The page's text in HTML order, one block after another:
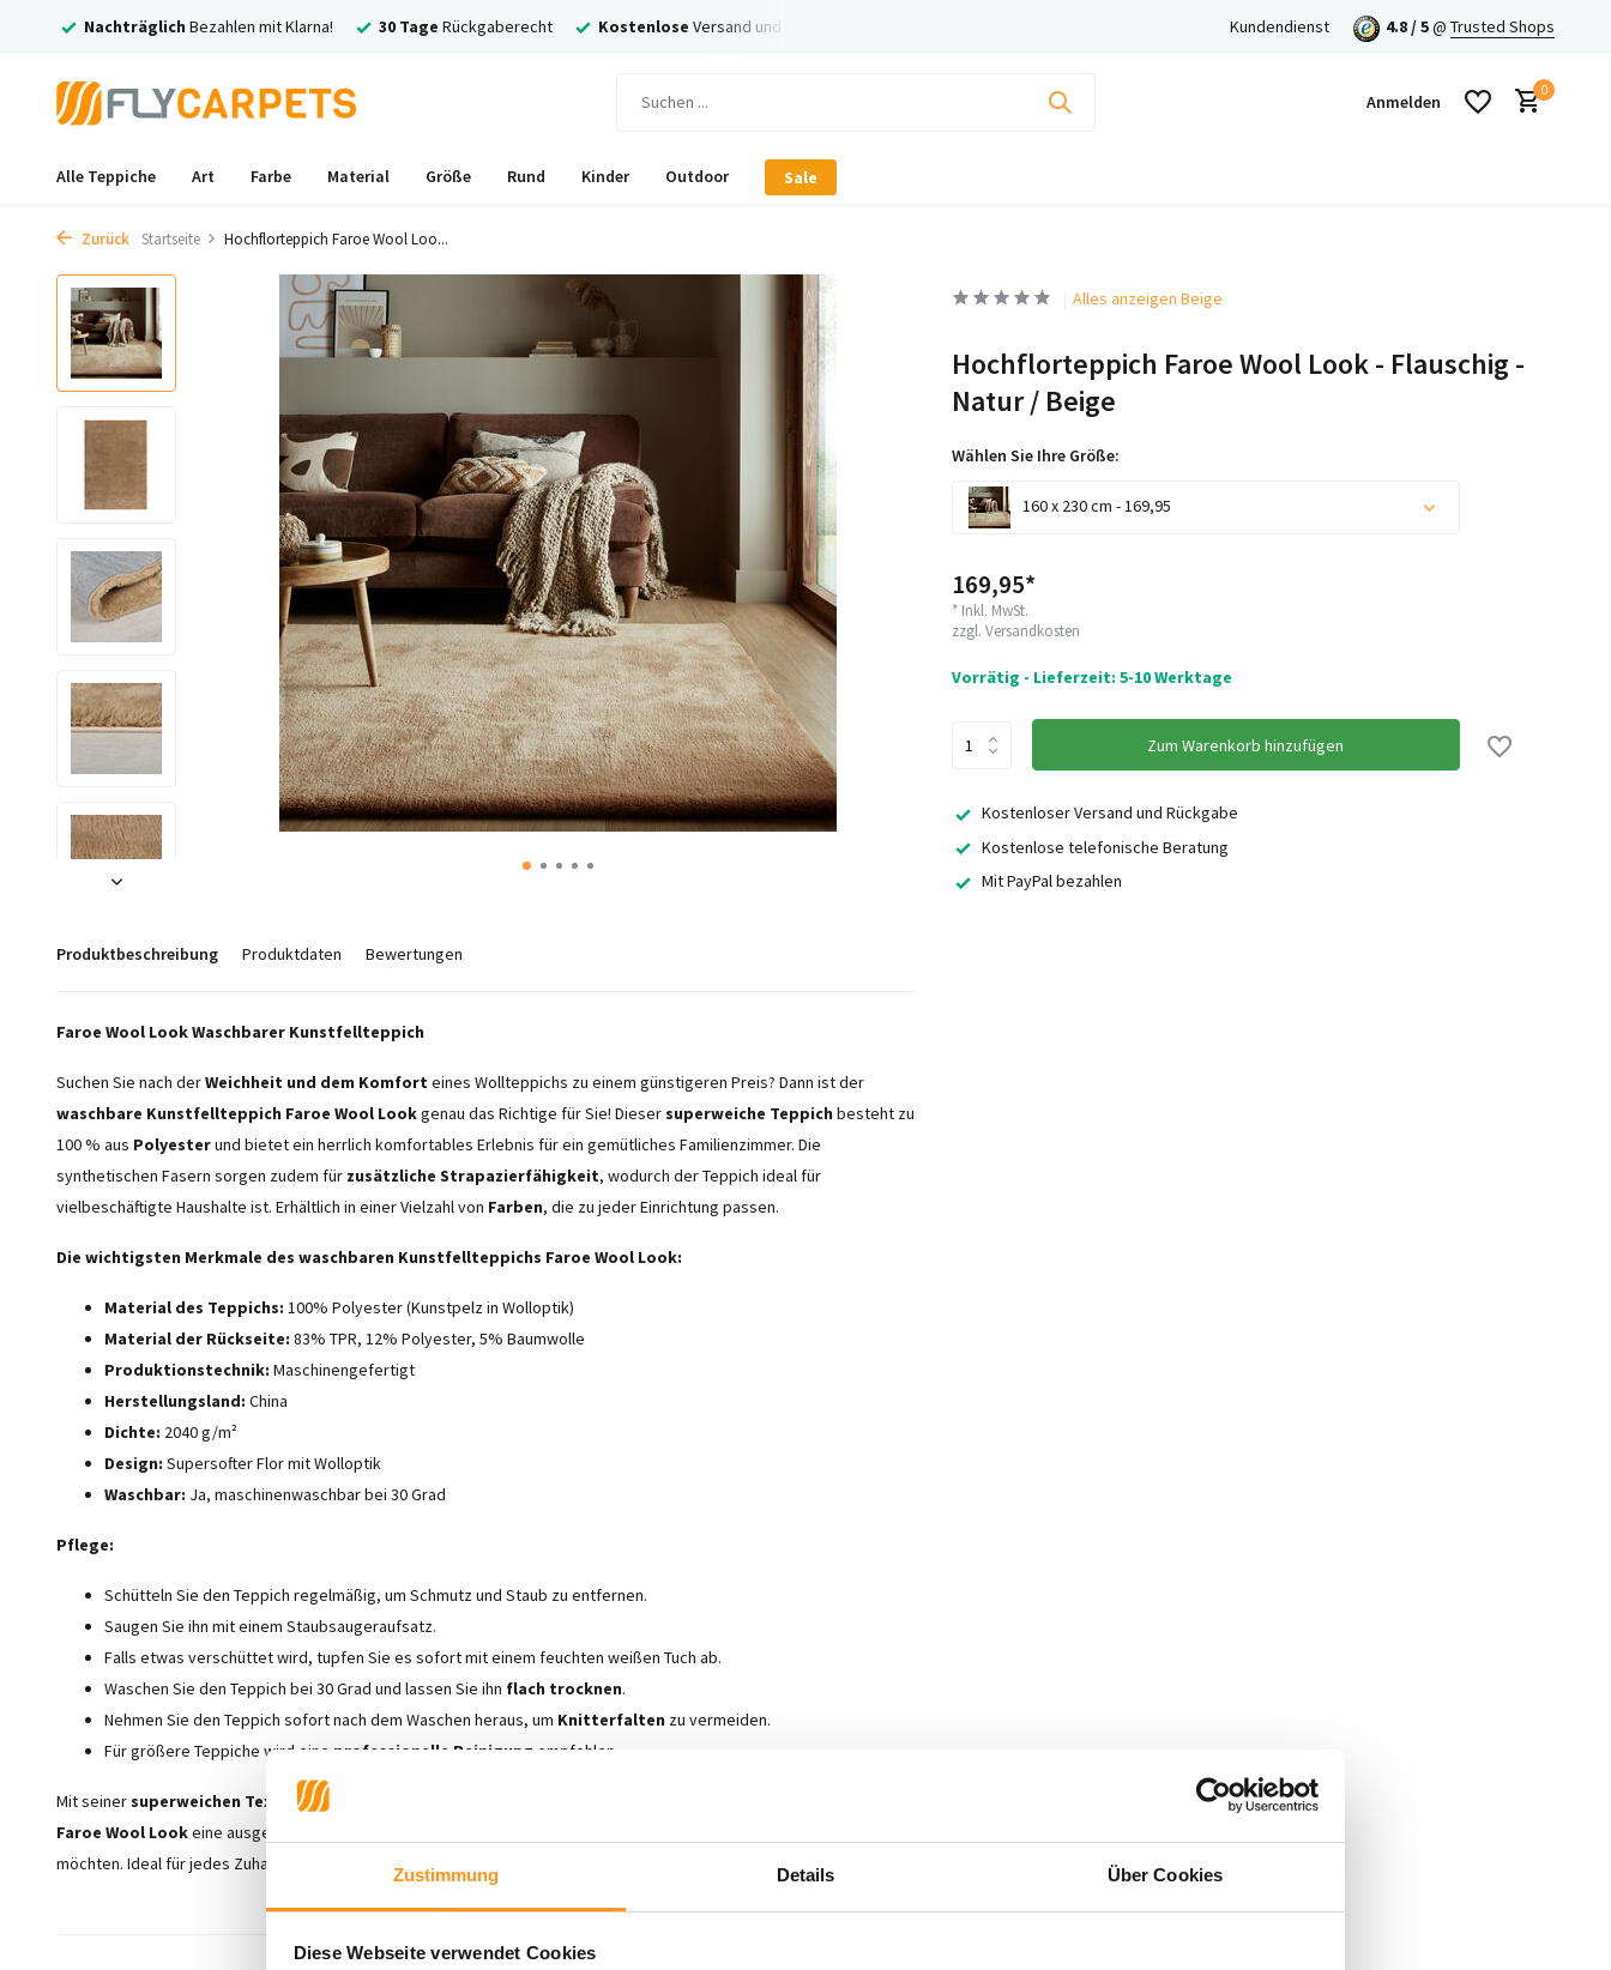
Zustimmung Details Über Cookies
Diese Webseite verwendet Cookies
NachträglichBezahlen mit Klarna! 30 TageRückgaberecht KostenloseVersand und Rückversand Kundendienst 4.8 / 5@ Trusted Shops
Anmelden
Benutzerkonto anlegen
0
Alle Teppiche Art Farbe Material Größe Rund Kinder Outdoor Sale
Zurück Startseite Hochflorteppich Faroe Wool Loo...
Produktbeschreibung Produktdaten Bewertungen
Faroe Wool Look Waschbarer Kunstfellteppich
Suchen Sie nach derWeichheit und dem Komfort eines Wollteppichs zu einem günstigeren Preis? Dann ist der
waschbare Kunstfellteppich Faroe Wool Lookgenau das Richtige für Sie! Dieser superweiche Teppich besteht zu
100 % aus Polyesterund bietet ein herrlich komfortables Erlebnis für ein gemütliches Familienzimmer. Die
synthetischen Fasern sorgen zudem für zusätzliche Strapazierfähigkeit, wodurch der Teppich ideal für
vielbeschäftigte Haushalte ist. Erhältlich in einer Vielzahl von Farben, die zu jeder Einrichtung passen.
Die wichtigsten Merkmale des waschbaren Kunstfellteppichs Faroe Wool Look:
Material des Teppichs: 100% Polyester (Kunstpelz in Wolloptik)
Material der Rückseite: 83% TPR, 12% Polyester, 5% Baumwolle
Produktionstechnik: Maschinengefertigt
Herstellungsland: China
Dichte: 2040 g/m²
Design: Supersofter Flor mit Wolloptik
Waschbar: Ja, maschinenwaschbar bei 30 Grad
Pflege:
Schütteln Sie den Teppich regelmäßig, um Schmutz und Staub zu entfernen.
Saugen Sie ihn mit einem Staubsaugeraufsatz.
Falls etwas verschüttet wird, tupfen Sie es sofort mit einem feuchten weißen Tuch ab.
Waschen Sie den Teppich bei 30 Grad und lassen Sie ihn flach trocknen.
Nehmen Sie den Teppich sofort nach dem Waschen heraus, um Knitterfalten zu vermeiden.
Für größere Teppiche wird eine professionelle Reinigung empfohlen.
Mit seiner superweichen Textur und seinen
Faroe Wool Lookeine ausgezeichnete Wahl für alle, die
möchten. Ideal für jedes Zuhause, das sowohl Stil als auch Praktikabilität sucht!
Alles anzeigen Beige
Hochflorteppich Faroe Wool Look - Flauschig -
Natur / Beige
Wählen Sie Ihre Größe:
160 x 230 cm - 169,95
Nicht auf Lager
169,95*
* Inkl. MwSt.
zzgl. Versandkosten
Vorrätig - Lieferzeit: 5-10 Werktage
Zum Warenkorb hinzufügen
Kostenloser Versand und Rückgabe
Kostenlose telefonische Beratung
Mit PayPal bezahlen